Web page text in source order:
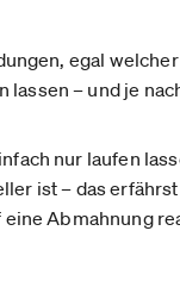
egal
lassen – und je
nur laufen
ist – das
Abmahnung